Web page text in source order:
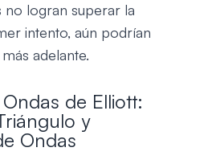
no logran superar la
intento, aún podrían
adelante.
de Elliott:
y
Ondas